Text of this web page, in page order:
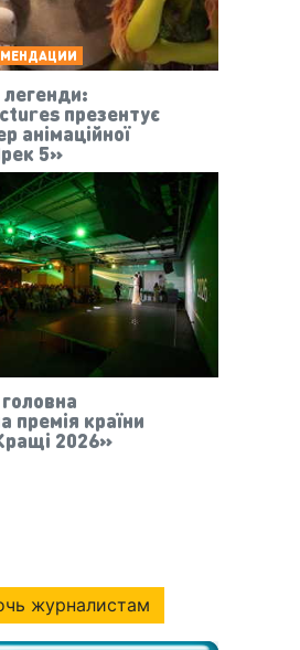
презентує
анімаційної
5»
премія країни
2026»
журналистам